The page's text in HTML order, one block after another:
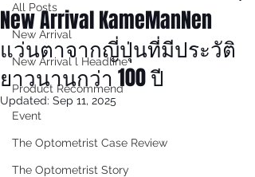
All Posts
New Arrival
New Arrival l Headline
Product Recommend
Event
The Optometrist Case Review
The Optometrist Story
New Arrival KameManNen
แว่นตาจากญี่ปุ่นที่มีประวัติ
ยาวนานกว่า 100 ปี
Updated: Sep 11, 2025